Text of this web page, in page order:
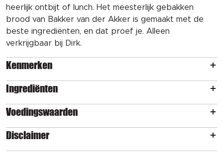
heerlijk ontbijt of lunch. Het meesterlijk gebakken
brood van Bakker van der Akker is gemaakt met de
beste ingrediënten, en dat proef je. Alleen
verkrijgbaar bij Dirk.
Kenmerken
Ingrediënten
Voedingswaarden
Disclaimer